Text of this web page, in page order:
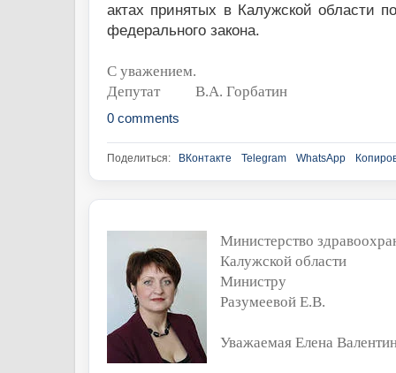
актах принятых в Калужской области
федерального закона.
С уважением.
Депутат
В.А. Горбатин
0 comments
Поделиться: ВКонтакте Telegram WhatsApp
Министерство
Калужской области
Министру
Разумеевой Е.В.
Уважаемая Елена